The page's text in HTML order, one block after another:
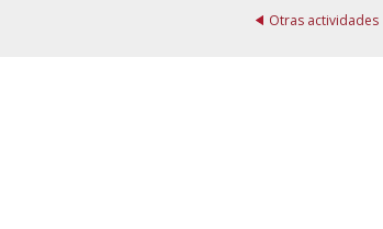
Otras actividades